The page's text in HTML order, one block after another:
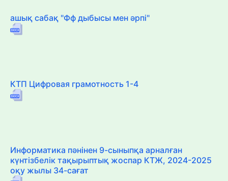
ашық сабақ "Фф дыбысы мен әрпі"
КТП Цифровая грамотность 1-4
Информатика пәнінен 9-сыныпқа арналған
күнтізбелік тақырыптық жоспар КТЖ, 2024-2025
оқу жылы 34-сағат